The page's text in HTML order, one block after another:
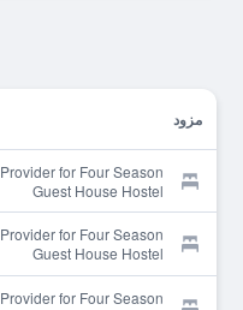
مزود
Provider for Four Season
Guest House Hostel
Provider for Four Season
Guest House Hostel
Provider for Four Season